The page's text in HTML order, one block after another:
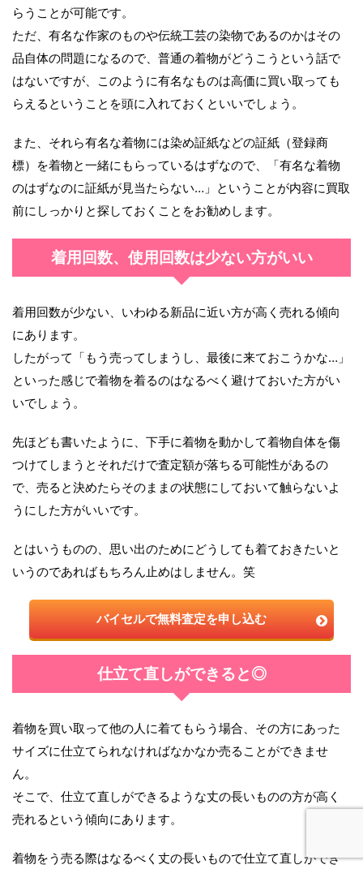
らうことが可能です。
ただ、有名な作家のものや伝統工芸の染物であるのかはその
品自体の問題になるので、普通の着物がどうこうという話で
はないですが、このように有名なものは高価に買い取っても
らえるということを頭に入れておくといいでしょう。
また、それら有名な着物には染め証紙などの証紙（登録商
標）を着物と一緒にもらっているはずなので、「有名な着物
のはずなのに証紙が見当たらない…」ということが内容に買取
前にしっかりと探しておくことをお勧めします。
着用回数、使用回数は少ない方がいい
着用回数が少ない、いわゆる新品に近い方が高く売れる傾向
にあります。
したがって「もう売ってしまうし、最後に来ておこうかな…」
といった感じで着物を着るのはなるべく避けておいた方がい
いでしょう。
先ほども書いたように、下手に着物を動かして着物自体を傷
つけてしまうとそれだけで査定額が落ちる可能性があるの
で、売ると決めたらそのままの状態にしておいて触らないよ
うにした方がいいです。
とはいうものの、思い出のためにどうしても着ておきたいと
いうのであればもちろん止めはしません。笑
バイセルで無料査定を申し込む
仕立て直しができると◎
着物を買い取って他の人に着てもらう場合、その方にあった
サイズに仕立てられなければなかなか売ることができませ
ん。
そこで、仕立て直しができるような丈の長いものの方が高く
売れるという傾向にあります。
着物をう売る際はなるべく丈の長いもので仕立て直しができ